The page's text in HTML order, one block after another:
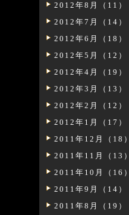
2012年8月（11）
2012年7月（14）
2012年6月（18）
2012年5月（12）
2012年4月（19）
2012年3月（13）
2012年2月（12）
2012年1月（17）
2011年12月（18）
2011年11月（13）
2011年10月（16）
2011年9月（14）
2011年8月（19）